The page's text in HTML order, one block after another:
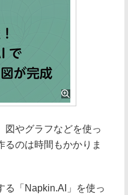
図やグラフなどを使っ
のは時間もかかりま
る「Napkin.AI」を使っ